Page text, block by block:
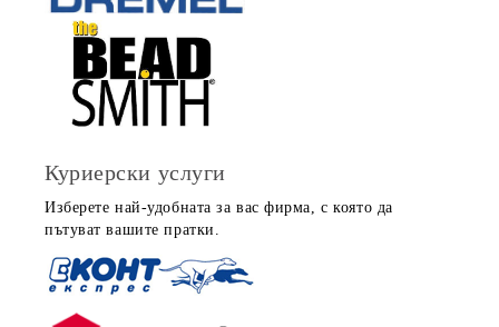
Куриерски услуги
Изберете най-удобната за вас фирма, с която да
пътуват вашите пратки.